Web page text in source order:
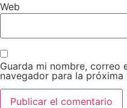
Web
Guarda mi nombre, correo
navegador para la próxima